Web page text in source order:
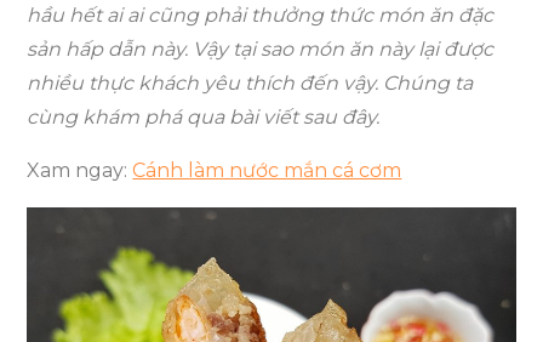
hầu hết ai ai cũng phải thưởng thức món ăn đặc
sản hấp dẫn này. Vậy tại sao món ăn này lại được
nhiều thực khách yêu thích đến vậy. Chúng ta
cùng khám phá qua bài viết sau đây.
Xam ngay:Cánh làm nước mắn cá cơm